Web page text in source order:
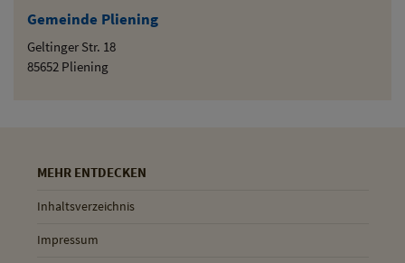
Gemeinde Pliening
Geltinger Str. 18
85652 Pliening
MEHR ENTDECKEN
Inhaltsverzeichnis
Impressum